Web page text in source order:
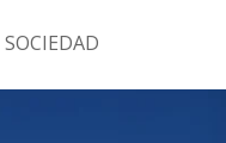
SOCIEDAD